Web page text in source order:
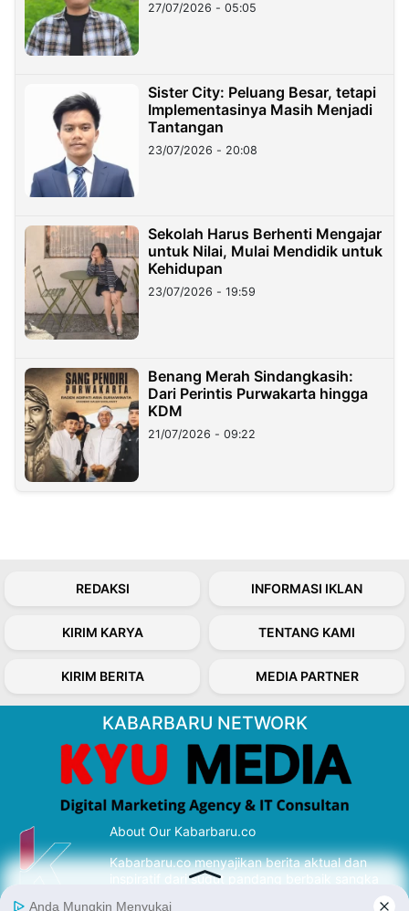
27/07/2026 - 05:05
Sister City: Peluang Besar, tetapi
Implementasinya Masih Menjadi
Tantangan
23/07/2026 - 20:08
Sekolah Harus Berhenti Mengajar
untuk Nilai, Mulai Mendidik untuk
Kehidupan
23/07/2026 - 19:59
Benang Merah Sindangkasih:
Dari Perintis Purwakarta hingga
KDM
21/07/2026 - 09:22
REDAKSI INFORMASI IKLAN
KIRIM KARYA TENTANG KAMI
KIRIM BERITA MEDIA PARTNER
KABARBARU NETWORK
About Our Kabarbaru.co
Kabarbaru.co menyajikan berita aktual dan
inspiratif dari sudut pandang berbaik sangka